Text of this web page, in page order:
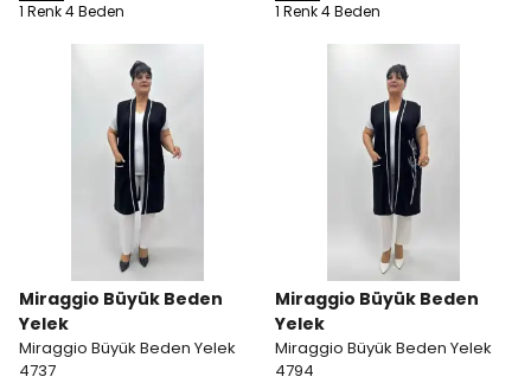
1 Renk 4 Beden 1 Renk 4 Beden
Miraggio Büyük Beden
Yelek
Miraggio Büyük Beden Yelek
4737
Miraggio Büyük Beden
Yelek
Miraggio Büyük Beden Yelek
4794